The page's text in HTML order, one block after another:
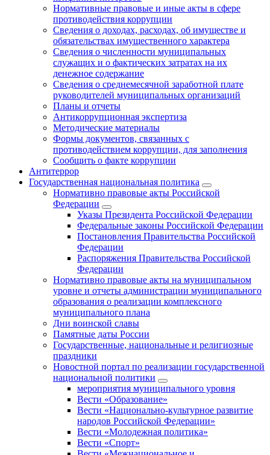
Нормативные правовые и иные акты в сфере
противодействия коррупции
Сведения о доходах, расходах, об имуществе и
обязательствах имущественного характера
Сведения о численности муниципальных
служащих и о фактических затратах на их
денежное содержание
Сведения о среднемесячной заработной плате
руководителей муниципальных организаций
Планы и отчеты
Антикоррупционная экспертиза
Методические материалы
Формы документов, связанных с
противодействием коррупции, для заполнения
Сообщить о факте коррупции
Антитеррор
Государственная национальная политика
Нормативно правовые акты Российской
Федерации
Указы Президента Российской Федерации
Федеральные законы Российской Федерации
Постановления Правительства Российской
Федерации
Распоряжения Правительства Российской
Федерации
Нормативно правовые акты на муниципальном
уровне и отчеты администрации муниципального
образования о реализации комплексного
муниципального плана
Дни воинской славы
Памятные даты России
Государственные, национальные и религиозные
праздники
Новостной портал по реализации государственной
национальной политики
мероприятия муниципального уровня
Вести «Образование»
Вести «Национально-культурное развитие
народов Российской Федерации»
Вести «Молодежная политика»
Вести «Спорт»